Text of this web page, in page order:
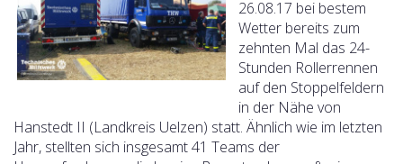
26.08.17 bei bestem
Wetter bereits zum
zehnten Mal das 24-
Stunden Rollerrennen
auf den Stoppelfeldern
in der Nähe von
Hanstedt II (Landkreis Uelzen) statt. Ähnlich wie im letzten
Jahr, stellten sich insgesamt 41 Teams der